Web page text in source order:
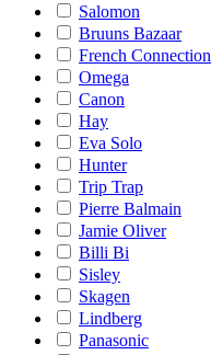
Salomon
Bruuns Bazaar
French Connection
Omega
Canon
Hay
Eva Solo
Hunter
Trip Trap
Pierre Balmain
Jamie Oliver
Billi Bi
Sisley
Skagen
Lindberg
Panasonic